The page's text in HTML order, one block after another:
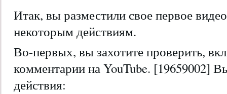
Итак, вы разместили свое первое
некоторым действиям.
Во-первых, вы захотите проверить,
комментарии на YouTube. [19659002]
действия: